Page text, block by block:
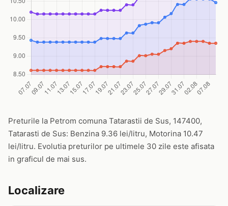
Preturile la Petrom comuna Tatarastii de Sus, 147400,
Tatarasti de Sus: Benzina 9.36 lei/litru, Motorina 10.47
lei/litru. Evolutia preturilor pe ultimele 30 zile este afisata
in graficul de mai sus.
Localizare